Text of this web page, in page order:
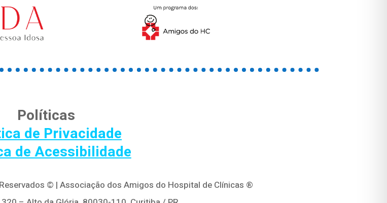
Políticas
de Privacidade
de Acessibilidade
© | Associação dos Amigos do Hospital de Clínicas ®